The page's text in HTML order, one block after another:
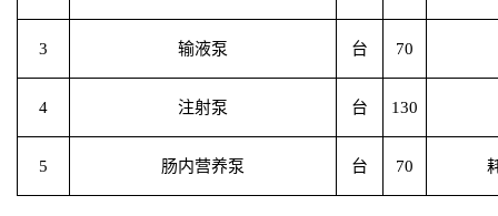
3 输液泵 台 70
4 注射泵 台 130
5 肠内营养泵 台 70